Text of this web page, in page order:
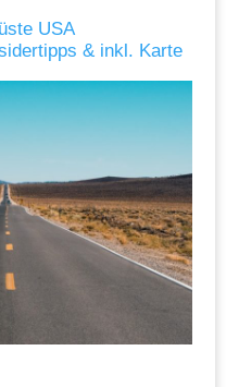
USA
& inkl. Karte